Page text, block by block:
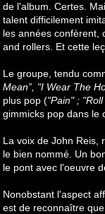
de l'album. Certes.
talent difficilement
les années confèrent,
and rollers. Et cette
Le groupe, tendu
Mean”, "I Wear The
plus pop ("Pain" ;
gimmicks pop dans le
La voix de John Reis,
le bien nommé. Un
le pont avec l'oeuvre
Nonobstant l'aspect
est de reconnaître